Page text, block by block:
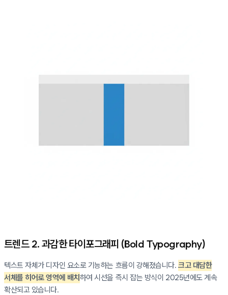
트렌드 2. 과감한 타이포그래피 (Bold Typography)
텍스트 자체가 디자인 요소로 기능하는 흐름이 강해졌습니다.크고 대담한
서체를 히어로 영역에 배치 하여 시선을 즉시 잡는 방식이 2025년에도 계속
확산되고 있습니다.